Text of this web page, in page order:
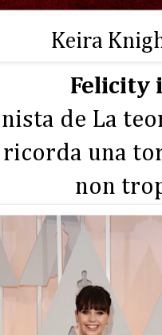
Keira
Felicity
de La
ricorda una
non